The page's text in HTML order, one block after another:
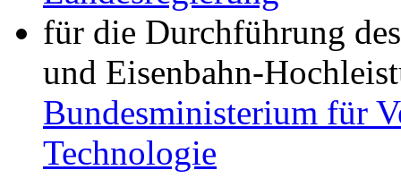
für die Durchführung
und Eisenbahn-
Bundesministerium für
Technologie